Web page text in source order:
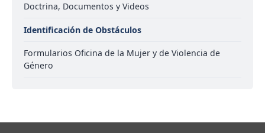
Doctrina, Documentos y Videos
Identificación de Obstáculos
Formularios Oficina de la Mujer y de Violencia de
Género